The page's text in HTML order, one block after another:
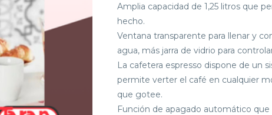
Amplia capacidad de 1,25 litros que
hecho.
Ventana transparente para llenar y
agua, más jarra de vidrio para
La cafetera espresso dispone de un
permite verter el café en cualquier
que gotee.
Función de apagado automático